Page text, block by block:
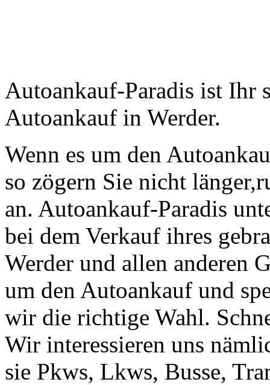
Autoankauf-Paradis ist Ihr
Autoankauf in Werder.
Wenn es um den
so zögern Sie nicht
an. Autoankauf-Paradis
bei dem Verkauf ihres
Werder und allen anderen
um den Autoankauf und
wir die richtige Wahl.
Wir interessieren uns
sie Pkws, Lkws, Busse,